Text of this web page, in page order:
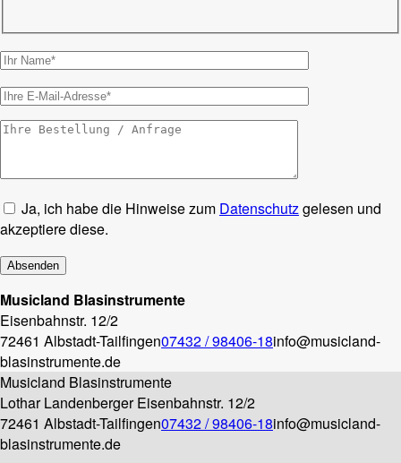
Ja, ich habe die Hinweise zum Datenschutzgelesen und
akzeptiere diese.
Musicland Blasinstrumente
Eisenbahnstr. 12/2
72461 Albstadt-Tailfingen07432 / 98406-18info@musicland-
blasinstrumente.de
Musicland Blasinstrumente
Lothar Landenberger Eisenbahnstr. 12/2
72461 Albstadt-Tailfingen07432 / 98406-18info@musicland-
blasinstrumente.de